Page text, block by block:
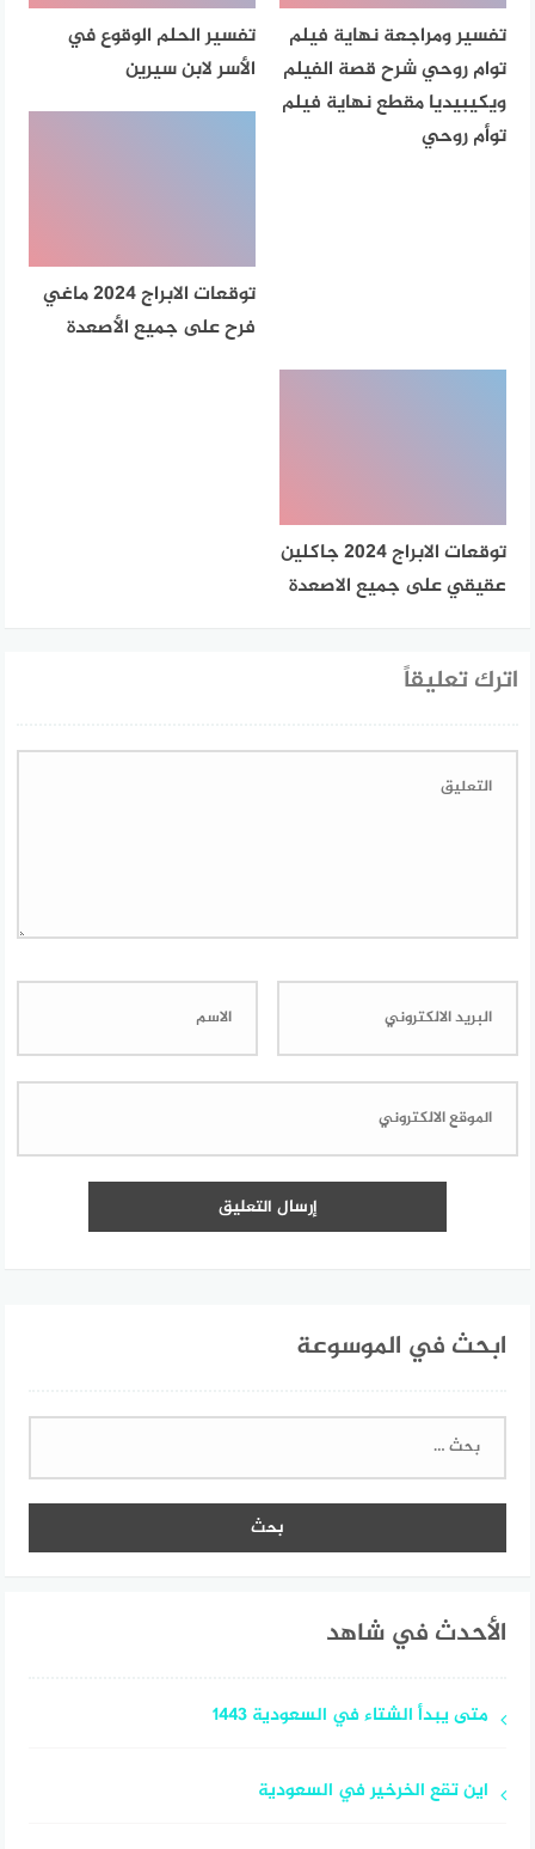
تفسير ومراجعة نهاية فيلم
توام روحي شرح قصة الفيلم
ويكيبيديا مقطع نهاية فيلم
توأم روحي
تفسير الحلم الوقوع في
الأسر لابن سيرين
توقعات الابراج 2024 ماغي
فرح على جميع الأصعدة
توقعات الابراج 2024 جاكلين
عقيقي على جميع الاصعدة
اترك تعليقاً
ابحث في الموسوعة
البحث
الأحدث في شاهد
متى يبدأ الشتاء في السعودية 1443
اين تقع الخرخير في السعودية